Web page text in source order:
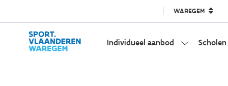
WAREGEM
Individueel aanbod Scholen